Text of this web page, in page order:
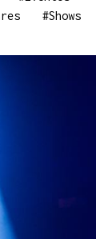
#Shows